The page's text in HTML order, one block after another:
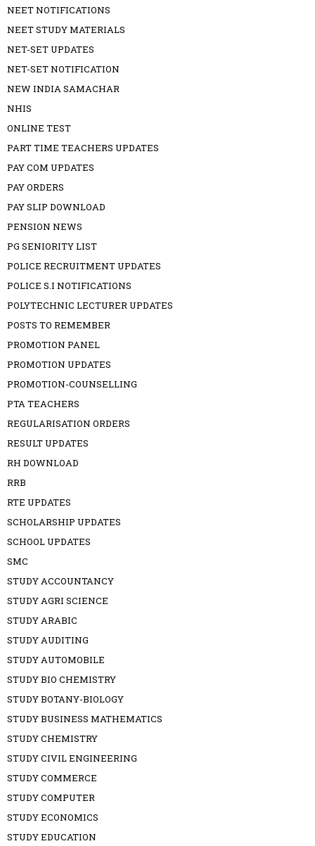
NEET NOTIFICATIONS
NEET STUDY MATERIALS
NET-SET UPDATES
NET-SET NOTIFICATION
NEW INDIA SAMACHAR
NHIS
ONLINE TEST
PART TIME TEACHERS UPDATES
PAY COM UPDATES
PAY ORDERS
PAY SLIP DOWNLOAD
PENSION NEWS
PG SENIORITY LIST
POLICE RECRUITMENT UPDATES
POLICE S.I NOTIFICATIONS
POLYTECHNIC LECTURER UPDATES
POSTS TO REMEMBER
PROMOTION PANEL
PROMOTION UPDATES
PROMOTION-COUNSELLING
PTA TEACHERS
REGULARISATION ORDERS
RESULT UPDATES
RH DOWNLOAD
RRB
RTE UPDATES
SCHOLARSHIP UPDATES
SCHOOL UPDATES
SMC
STUDY ACCOUNTANCY
STUDY AGRI SCIENCE
STUDY ARABIC
STUDY AUDITING
STUDY AUTOMOBILE
STUDY BIO CHEMISTRY
STUDY BOTANY-BIOLOGY
STUDY BUSINESS MATHEMATICS
STUDY CHEMISTRY
STUDY CIVIL ENGINEERING
STUDY COMMERCE
STUDY COMPUTER
STUDY ECONOMICS
STUDY EDUCATION